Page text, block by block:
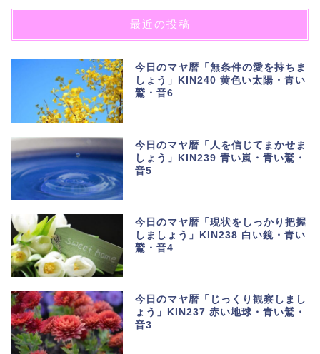
最近の投稿
今日のマヤ暦「無条件の愛を持ちま
しょう」KIN240 黄色い太陽・青い
鷲・音6
今日のマヤ暦「人を信じてまかせま
しょう」KIN239 青い嵐・青い鷲・
音5
今日のマヤ暦「現状をしっかり把握
しましょう」KIN238 白い鏡・青い
鷲・音4
今日のマヤ暦「じっくり観察しまし
ょう」KIN237 赤い地球・青い鷲・
音3